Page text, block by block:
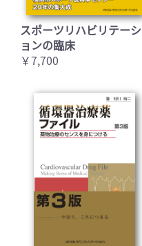
スポーツリハビリテーシ
ョンの臨床
￥7,700